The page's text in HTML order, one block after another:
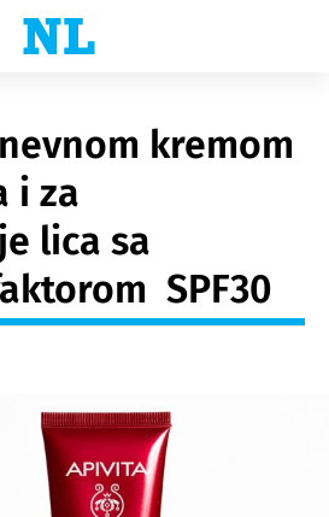
kremom
i za
lica sa
SPF30